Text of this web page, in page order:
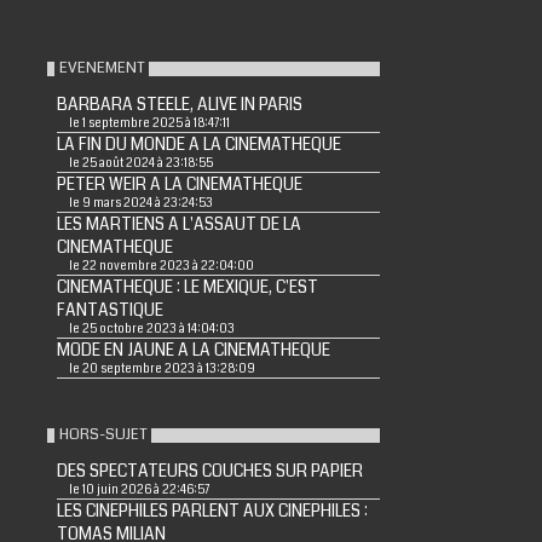
EVENEMENT
BARBARA STEELE, ALIVE IN PARIS
le 1 septembre 2025 à 18:47:11
LA FIN DU MONDE A LA CINEMATHEQUE
le 25 août 2024 à 23:18:55
PETER WEIR A LA CINEMATHEQUE
le 9 mars 2024 à 23:24:53
LES MARTIENS A L'ASSAUT DE LA
CINEMATHEQUE
le 22 novembre 2023 à 22:04:00
CINEMATHEQUE : LE MEXIQUE, C'EST
FANTASTIQUE
le 25 octobre 2023 à 14:04:03
MODE EN JAUNE A LA CINEMATHEQUE
le 20 septembre 2023 à 13:28:09
HORS-SUJET
DES SPECTATEURS COUCHES SUR PAPIER
le 10 juin 2026 à 22:46:57
LES CINEPHILES PARLENT AUX CINEPHILES :
TOMAS MILIAN